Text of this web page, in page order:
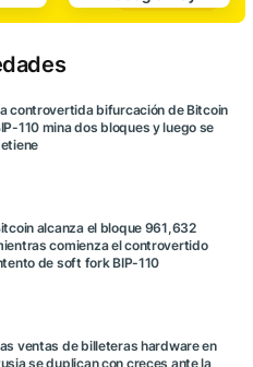
controvertida bifurcación de Bitcoin
110 mina dos bloques y luego se
alcanza el bloque 961,632
comienza el controvertido
de soft fork BIP-110
ventas de billeteras hardware en
se duplican con creces ante la